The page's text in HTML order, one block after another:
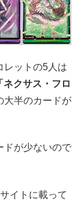
レットの5人は
ネクサス・フロ
大半のカードが
ドが少ないので
イトに載って